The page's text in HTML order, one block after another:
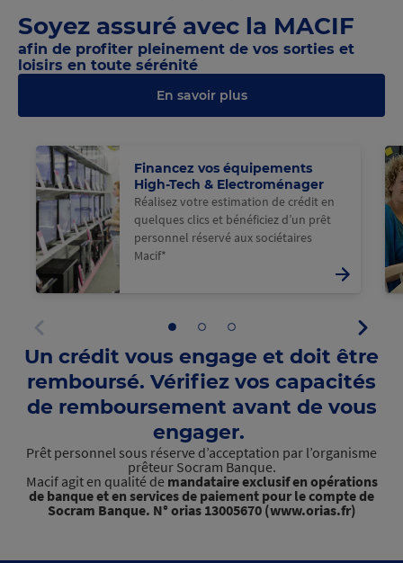
précédent
4
au
panneau
10
panneau
11
panneau
12
Soyez assuré avec la MACIF
afin de profiter pleinement de vos sorties et
loisirs en toute sérénité
En savoir plus
Financez vos équipements
High-Tech & Electroménager
Réalisez votre estimation de crédit en
quelques clics et bénéficiez d’un prêt
personnel réservé aux sociétaires
Macif*
Panneau
précédent
Aller
panneau
1
Aller
panneau
2
Aller
panneau
3
Un crédit vous engage et doit être
remboursé. Vérifiez vos capacités
de remboursement avant de vous
engager.
Prêt personnel sous réserve d’acceptation par l’organisme
prêteur Socram Banque.
Macif agit en qualité de mandataire exclusif en opérations
de banque et en services de paiement pour le compte de
Socram Banque. N° orias 13005670 (www.orias.fr)